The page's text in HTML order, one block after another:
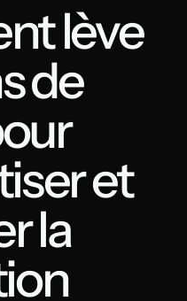
lève
de
et
la